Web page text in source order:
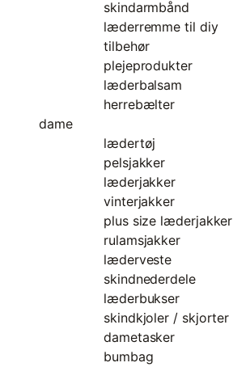
skindarmbånd
læderremme til diy
tilbehør
plejeprodukter
læderbalsam
herrebælter
dame
lædertøj
pelsjakker
læderjakker
vinterjakker
plus size læderjakker
rulamsjakker
læderveste
skindnederdele
læderbukser
skindkjoler / skjorter
dametasker
bumbag